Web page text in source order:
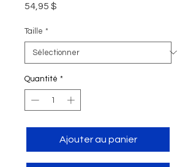
54,95 $
Taille *
Quantité *
Ajouter au panier